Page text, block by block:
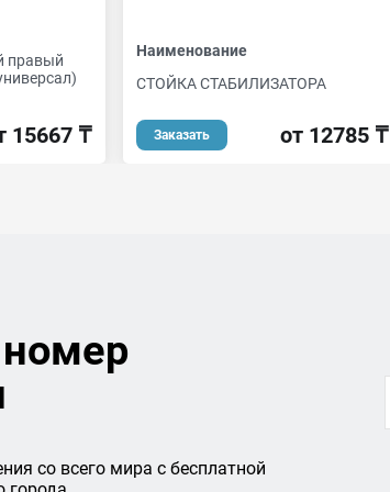
правый
15667 ₸
Наименование
СТОЙКА СТАБИЛИЗАТОРА
Заказать от 12785 ₸
со всего мира с бесплатной